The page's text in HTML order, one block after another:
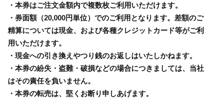
・本券はご注文金額内で複数枚ご利用いただけます。
・券面額（20,000円単位）でのご利用となります。差額のご
精算については現金、および各種クレジットカード等がご利
用いただけます。
・現金への引き換えやつり銭のお返しはいたしかねます。
・本券の紛失・盗難・破損などの場合につきましては、当社
はその責任を負いません。
・本券の転売は、堅くお断り申しあげます。